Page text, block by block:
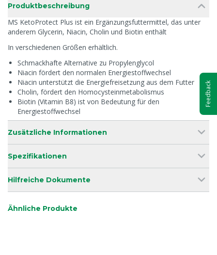
Produktbeschreibung
MS KetoProtect Plus ist ein Ergänzungsfuttermittel, das unter
anderem Glycerin, Niacin, Cholin und Biotin enthält
In verschiedenen Größen erhältlich.
Schmackhafte Alternative zu Propylenglycol
Niacin fördert den normalen Energiestoffwechsel
Niacin unterstützt die Energiefreisetzung aus dem Futter
Cholin, fördert den Homocysteinmetabolismus
Biotin (Vitamin B8) ist von Bedeutung für den
Energiestoffwechsel
Zusätzliche Informationen
Spezifikationen
Hilfreiche Dokumente
Ähnliche Produkte
Feedback